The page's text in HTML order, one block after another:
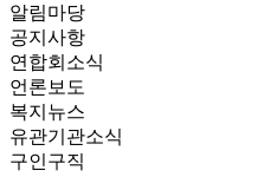
알림마당
공지사항
연합회소식
언론보도
복지뉴스
유관기관소식
구인구직